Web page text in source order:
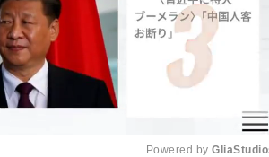
Powered by